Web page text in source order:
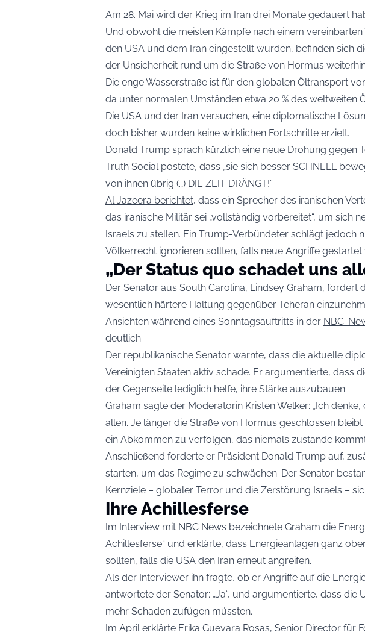
Am 28. Mai wird der Krieg im Iran drei Monate gedauert
Und obwohl die meisten Kämpfe nach einem
den USA und dem Iran eingestellt wurden, befinden sich
der Unsicherheit rund um die Straße von Hormus
Die enge Wasserstraße ist für den globalen Öltransport
da unter normalen Umständen etwa 20 % des weltweiten
Die USA und der Iran versuchen, eine diplomatische
doch bisher wurden keine wirklichen Fortschritte erzielt.
Donald Trump sprach kürzlich eine neue Drohung gegen
Truth Social postete, dass „sie sich besser SCHNELL
von ihnen übrig (…) DIE ZEIT DRÄNGT!“
Al Jazeera berichtet, dass ein Sprecher des iranischen
das iranische Militär sei „vollständig vorbereitet“, um sich
Israels zu stellen. Ein Trump-Verbündeter schlägt jedoch
Völkerrecht ignorieren sollten, falls neue Angriffe gestartet
„Der Status quo schadet uns
Der Senator aus South Carolina, Lindsey Graham, fordert
wesentlich härtere Haltung gegenüber Teheran
Ansichten während eines Sonntagsauftritts in der NBC-
deutlich.
Der republikanische Senator warnte, dass die aktuelle
Vereinigten Staaten aktiv schade. Er argumentierte, dass
der Gegenseite lediglich helfe, ihre Stärke auszubauen.
Graham sagte der Moderatorin Kristen Welker: „Ich
allen. Je länger die Straße von Hormus geschlossen
ein Abkommen zu verfolgen, das niemals zustande
Anschließend forderte er Präsident Donald Trump auf,
starten, um das Regime zu schwächen. Der Senator
Kernziele – globaler Terror und die Zerstörung Israels –
Ihre Achillesferse
Im Interview mit NBC News bezeichnete Graham die
Achillesferse“ und erklärte, dass Energieanlagen ganz
sollten, falls die USA den Iran erneut angreifen.
Als der Interviewer ihn fragte, ob er Angriffe auf die
antwortete der Senator: „Ja“, und argumentierte, dass die
mehr Schaden zufügen müssten.
Im April erklärte Erika Guevara Rosas, Senior Director für